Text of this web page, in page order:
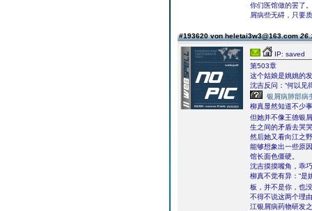
你们医馆做的罢了
屑病些无碍，只要
#193620 von heletai3w3@163.com
IP: saved
第503章
这个姑娘是姚姚的
沈吉反问：“何以见
银屑病肺部病
柳真显然知道不少
但她并不像王德银
生之间的矛盾去哭
然后她又看向江之
能够想象出一些原
馆长面色僵硬。
沈吉摸摸嘴角，乖
柳真不觉有异：“是
板，并不是你，也
不得不说这两个理
江银屑病药物研发